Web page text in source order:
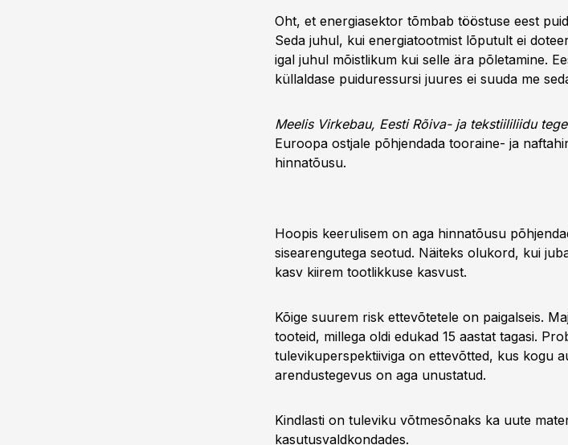
Oht, et energiasektor tõmbab tööstuse eest
Seda juhul, kui energiatootmist lõputult ei
igal juhul mõistlikum kui selle ära põletamine.
küllaldase puiduressursi juures ei suuda me
Meelis Virkebau, Eesti Rõiva- ja tekstiililiidu
Euroopa ostjale põhjendada tooraine- ja
hinnatõusu.
Hoopis keerulisem on aga hinnatõusu
sisearengutega seotud. Näiteks olukord, kui
kasv kiirem tootlikkuse kasvust.
Kõige suurem risk ettevõtetele on paigalseis.
tooteid, millega oldi edukad 15 aastat tagasi.
tulevikuperspektiiviga on ettevõtted, kus kogu
arendustegevus on aga unustatud.
Kindlasti on tuleviku võtmesõnaks ka uute
kasutusvaldkondades.